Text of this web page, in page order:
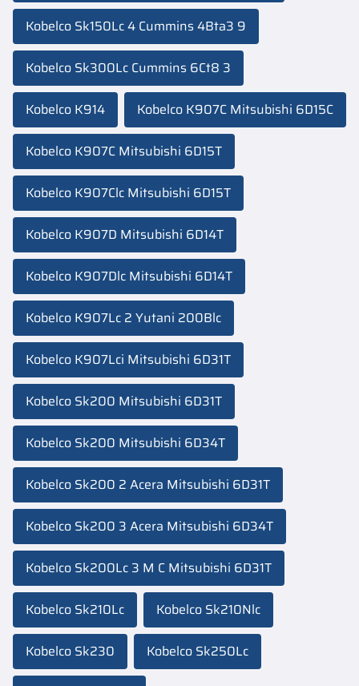
Kobelco Sk150Lc 4 Cummins 4Bta3 9
Kobelco Sk300Lc Cummins 6Ct8 3
Kobelco K914 Kobelco K907C Mitsubishi 6D15C
Kobelco K907C Mitsubishi 6D15T
Kobelco K907Clc Mitsubishi 6D15T
Kobelco K907D Mitsubishi 6D14T
Kobelco K907Dlc Mitsubishi 6D14T
Kobelco K907Lc 2 Yutani 200Blc
Kobelco K907Lci Mitsubishi 6D31T
Kobelco Sk200 Mitsubishi 6D31T
Kobelco Sk200 Mitsubishi 6D34T
Kobelco Sk200 2 Acera Mitsubishi 6D31T
Kobelco Sk200 3 Acera Mitsubishi 6D34T
Kobelco Sk200Lc 3 M C Mitsubishi 6D31T
Kobelco Sk210Lc Kobelco Sk210Nlc
Kobelco Sk230 Kobelco Sk250Lc